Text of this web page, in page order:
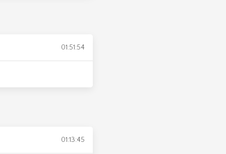
01:51:54
01:13:45